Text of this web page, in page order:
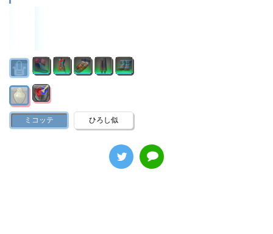
ミコッテ ひろし似